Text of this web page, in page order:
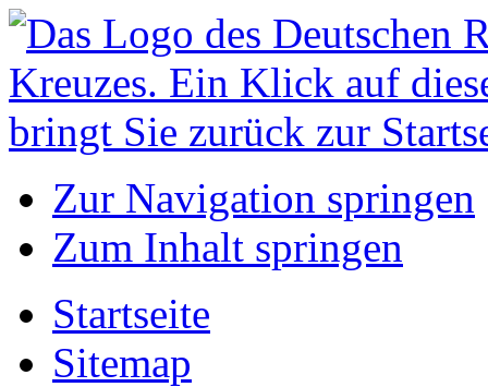
Zur Navigation springen
Zum Inhalt springen
Startseite
Sitemap